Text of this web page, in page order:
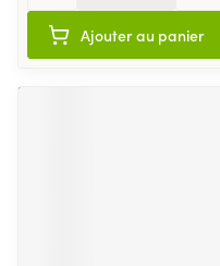
Ajouter au panier